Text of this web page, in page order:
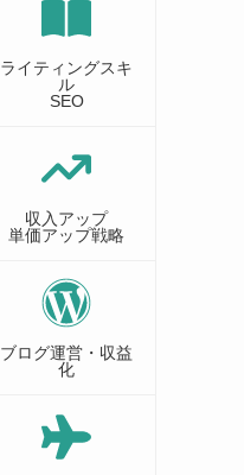
ライティングスキ
ル
SEO
収入アップ
単価アップ戦略
ブログ運営・収益
化